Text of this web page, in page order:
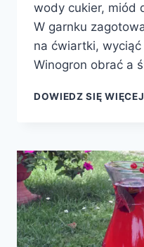
wody cukier, miód
W garnku
na ćwiartki,
Winogron obrać a
DOWIEDZ SIĘ WIĘCEJ